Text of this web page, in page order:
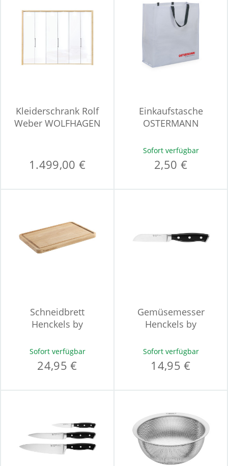
Kleiderschrank Rolf
Weber WOLFHAGEN
1.499,00 €
Einkaufstasche
OSTERMANN
Sofort verfügbar
2,50 €
Schneidbrett
Henckels by
Sofort verfügbar
24,95 €
Gemüsemesser
Henckels by
Sofort verfügbar
14,95 €